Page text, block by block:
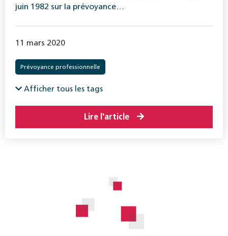
juin 1982 sur la prévoyance…
11 mars 2020
Prévoyance professionnelle
Afficher tous les tags
Lire l'article